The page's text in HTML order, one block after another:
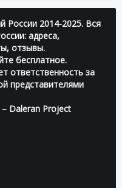
России 2014-2025. Вся
адреса,
отзывы.
бесплатное.
ответственность за
представителями
– Daleran Project